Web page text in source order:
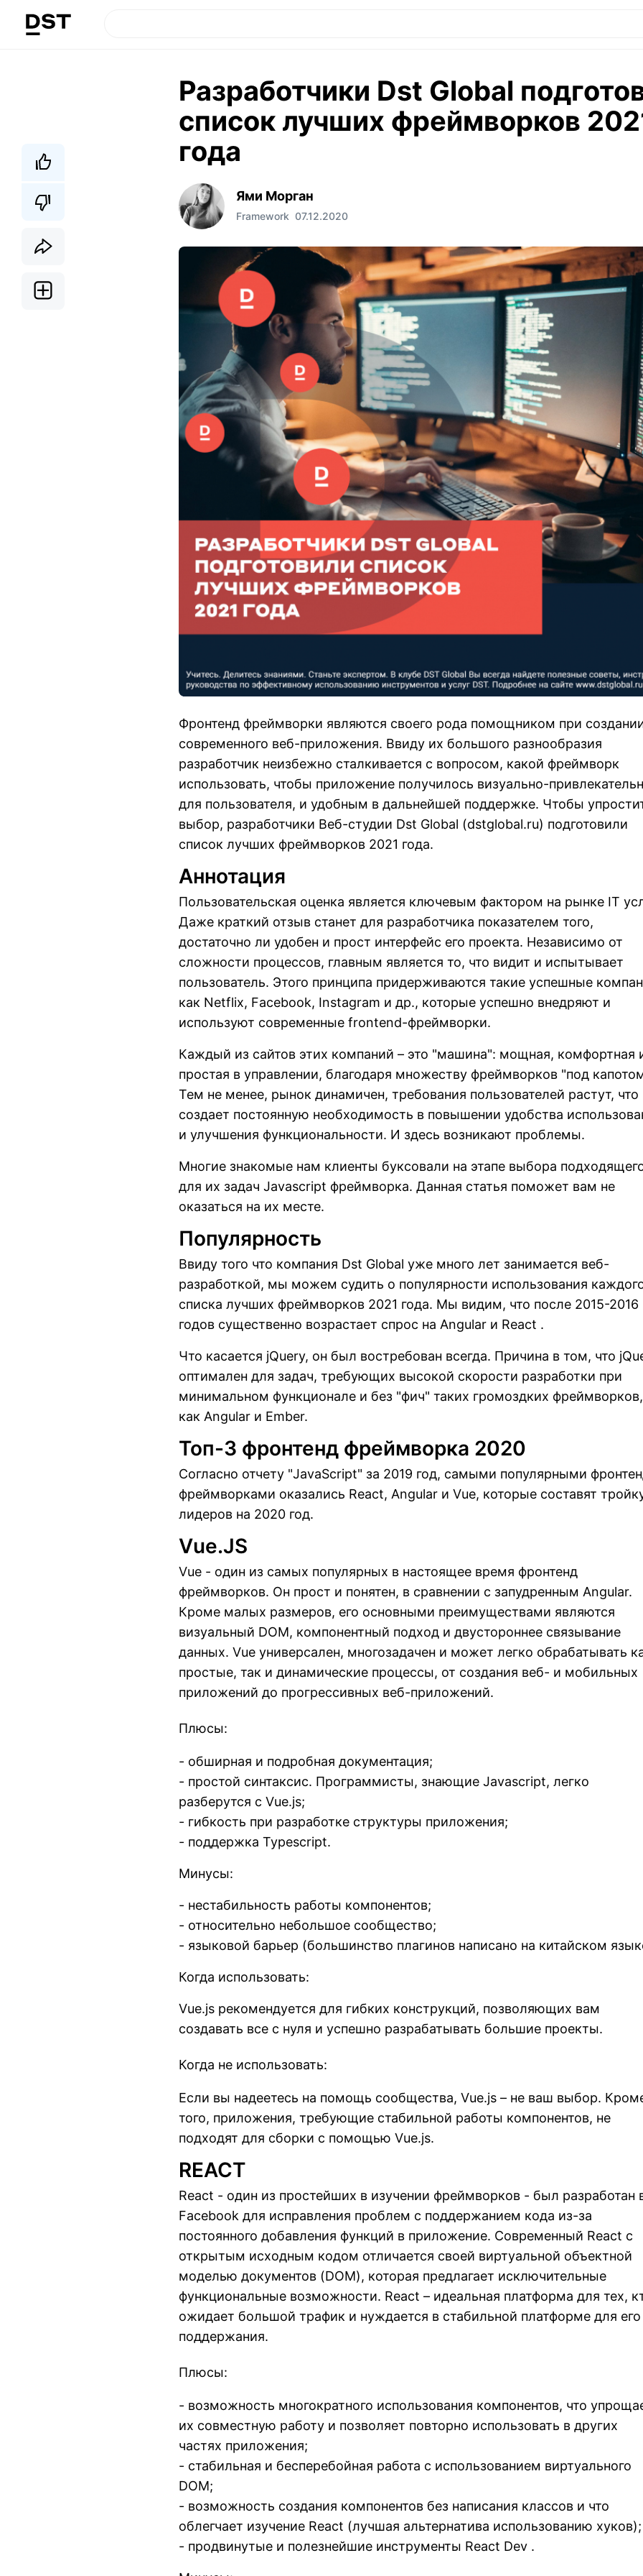
Разработчики Dst Global
список лучших фреймворков
года
Ями Морган
Framework 07.12.2020
Фронтенд фреймворки являются своего рода помощником при
современного веб-приложения. Ввиду их большого разнообразия
разработчик неизбежно сталкивается с вопросом, какой фреймворк
использовать, чтобы приложение получилось визуально-
для пользователя, и удобным в дальнейшей поддержке. Чтобы
выбор, разработчики Веб-студии Dst Global (dstglobal.ru) подготовили
список лучших фреймворков 2021 года.
Аннотация
Пользовательская оценка является ключевым фактором на рынке IT
Даже краткий отзыв станет для разработчика показателем того,
достаточно ли удобен и прост интерфейс его проекта. Независимо от
сложности процессов, главным является то, что видит и испытывает
пользователь. Этого принципа придерживаются такие успешные
как Netflix, Facebook, Instagram и др., которые успешно внедряют и
используют современные frontend-фреймворки.
Каждый из сайтов этих компаний – это "машина": мощная, комфортная
простая в управлении, благодаря множеству фреймворков "под
Тем не менее, рынок динамичен, требования пользователей растут, что
создает постоянную необходимость в повышении удобства
и улучшения функциональности. И здесь возникают проблемы.
Многие знакомые нам клиенты буксовали на этапе выбора
для их задач Javascript фреймворка. Данная статья поможет вам не
оказаться на их месте.
Популярность
Ввиду того что компания Dst Global уже много лет занимается веб-
разработкой, мы можем судить о популярности использования
списка лучших фреймворков 2021 года. Мы видим, что после 2015-2016
годов существенно возрастает спрос на Angular и React .
Что касается jQuery, он был востребован всегда. Причина в том, что
оптимален для задач, требующих высокой скорости разработки при
минимальном функционале и без "фич" таких громоздких фреймворков,
как Angular и Ember.
Топ-3 фронтенд фреймворка 2020
Согласно отчету "JavaScript" за 2019 год, самыми популярными
фреймворками оказались React, Angular и Vue, которые составят
лидеров на 2020 год.
Vue.JS
Vue - один из самых популярных в настоящее время фронтенд
фреймворков. Он прост и понятен, в сравнении с запудренным Angular.
Кроме малых размеров, его основными преимуществами являются
визуальный DOM, компонентный подход и двустороннее связывание
данных. Vue универсален, многозадачен и может легко обрабатывать
простые, так и динамические процессы, от создания веб- и мобильных
приложений до прогрессивных веб-приложений.
Плюсы:
- обширная и подробная документация;
- простой синтаксис. Программисты, знающие Javascript, легко
разберутся с Vue.js;
- гибкость при разработке структуры приложения;
- поддержка Typescript.
Минусы:
- нестабильность работы компонентов;
- относительно небольшое сообщество;
- языковой барьер (большинство плагинов написано на китайском
Когда использовать:
Vue.js рекомендуется для гибких конструкций, позволяющих вам
создавать все с нуля и успешно разрабатывать большие проекты.
Когда не использовать:
Если вы надеетесь на помощь сообщества, Vue.js – не ваш выбор.
того, приложения, требующие стабильной работы компонентов, не
подходят для сборки с помощью Vue.js.
REACT
React - один из простейших в изучении фреймворков - был разработан
Facebook для исправления проблем с поддержанием кода из-за
постоянного добавления функций в приложение. Современный React с
открытым исходным кодом отличается своей виртуальной объектной
моделью документов (DOM), которая предлагает исключительные
функциональные возможности. React – идеальная платформа для тех,
ожидает большой трафик и нуждается в стабильной платформе для его
поддержания.
Плюсы:
- возможность многократного использования компонентов, что
их совместную работу и позволяет повторно использовать в других
частях приложения;
- стабильная и бесперебойная работа с использованием виртуального
DOM;
- возможность создания компонентов без написания классов и что
облегчает изучение React (лучшая альтернатива использованию хуков);
- продвинутые и полезнейшие инструменты React Dev .